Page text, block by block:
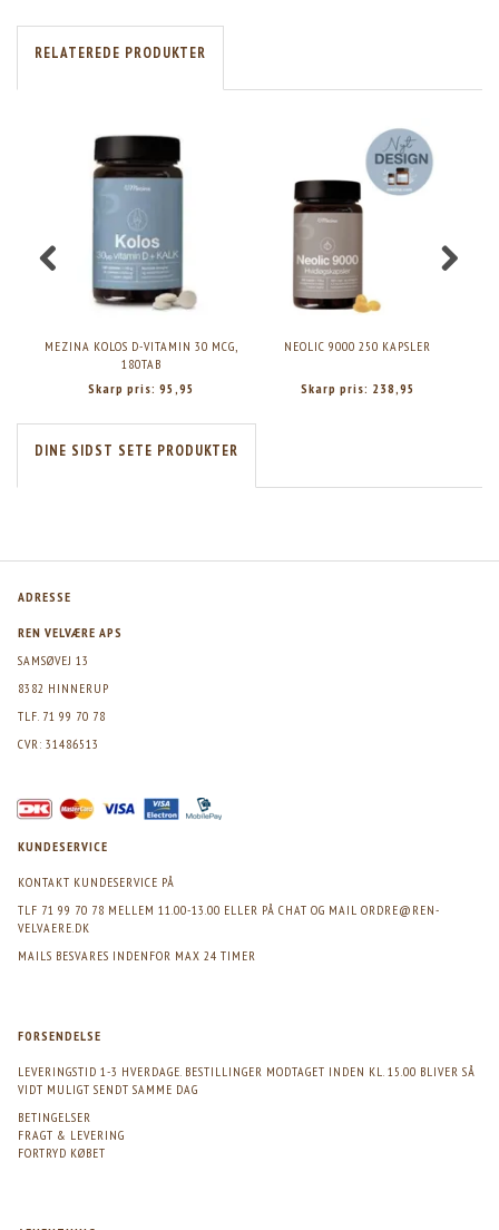
RELATEREDE PRODUKTER
MEZINA KOLOS D-VITAMIN 30 MCG,
180TAB
Skarp pris: 95,95
NEOLIC 9000 250 KAPSLER
Skarp pris: 238,95
DINE SIDST SETE PRODUKTER
ADRESSE
REN VELVÆRE APS
SAMSØVEJ 13
8382 HINNERUP
TLF. 71 99 70 78
CVR: 31486513
KUNDESERVICE
KONTAKT KUNDESERVICE PÅ
TLF 71 99 70 78 MELLEM 11.00-13.00 ELLER PÅ CHAT OG MAIL ORDRE@REN-
VELVAERE.DK
MAILS BESVARES INDENFOR MAX 24 TIMER
FORSENDELSE
LEVERINGSTID 1-3 HVERDAGE. BESTILLINGER MODTAGET INDEN KL. 15.00 BLIVER SÅ
VIDT MULIGT SENDT SAMME DAG
BETINGELSER
FRAGT & LEVERING
FORTRYD KØBET